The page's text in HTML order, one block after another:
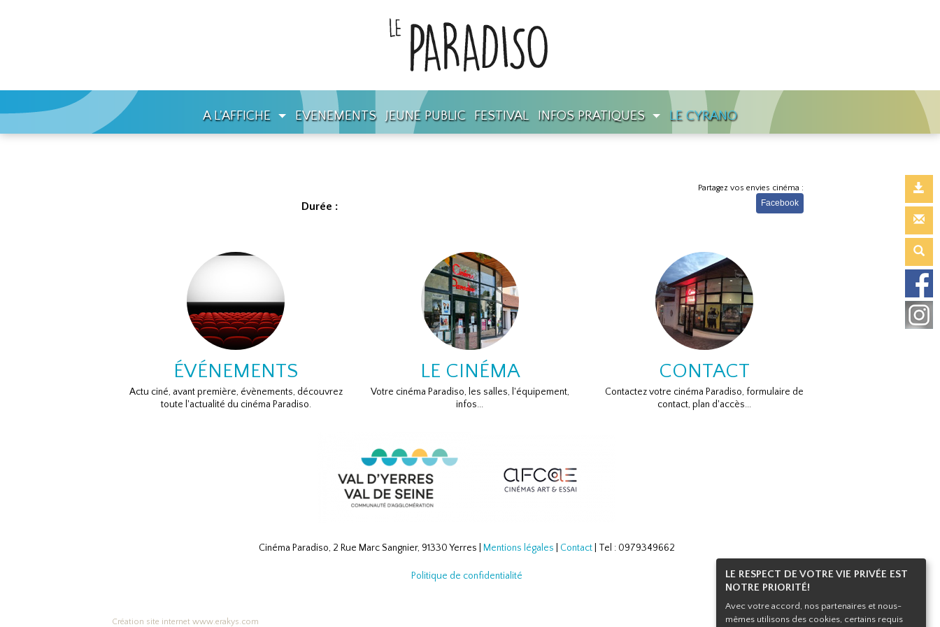
LE RESPECT DE VOTRE VIE PRIVÉE EST
NOTRE PRIORITÉ!
Avec votre accord, nos partenaires et nous-
mêmes utilisons des cookies, certains requis
A L'AFFICHE EVENEMENTS JEUNE PUBLIC FESTIVAL INFOS PRATIQUES LE CYRANO
Durée :
Partagez vos envies cinéma :
Facebook
ÉVÉNEMENTS
Actu ciné, avant première, évènements, découvrez
toute l'actualité du cinéma Paradiso.
LE CINÉMA
Votre cinéma Paradiso, les salles, l'équipement,
infos...
CONTACT
Contactez votre cinéma Paradiso, formulaire de
contact, plan d'accès...
Cinéma Paradiso, 2 Rue Marc Sangnier, 91330 Yerres | Mentions légales Contact| Tel : 0979349662
Politique de confidentialité
Haut de page
Création site internet www.erakys.com